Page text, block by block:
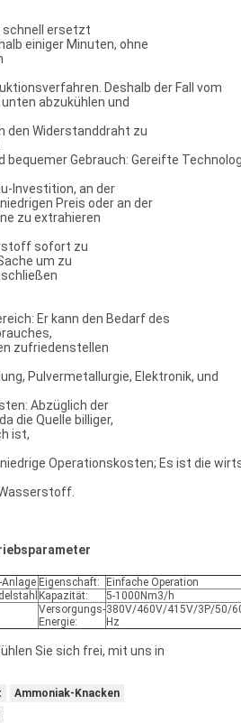
schnell ersetzt
einiger Minuten, ohne
Deshalb der Fall vom
abzukühlen und
den Widerstanddraht zu
bequemer Gebrauch: Gereifte
Investition, an der
Preis oder an der
zu extrahieren
sofort zu
um zu
Er kann den Bedarf des
zufriedenstellen
Pulvermetallurgie, Elektronik, und
Abzüglich der
die Quelle billiger,
ist,
Operationskosten; Es ist die
Eigenschaft:
Einfache Operation
Kapazität:
5-1000Nm3/h
Versorgungs-
Energie:
380V/460V/415V/3P/50/
Hz
Sie sich frei, mit uns in
Ammoniak-Knacken